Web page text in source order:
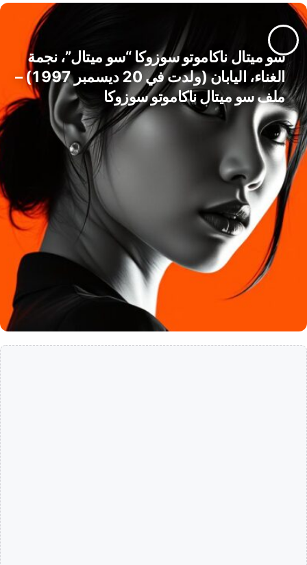
سو ميتال ناكاموتو سوزوكا “سو ميتال”، نجمة
الغناء، اليابان (ولدت في 20 ديسمبر 1997) –
ملف سو ميتال ناكاموتو سوزوكا